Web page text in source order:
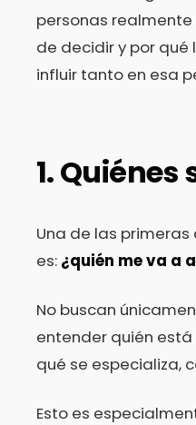
personas
de decidir y por
influir tanto en esa
1.
Una de las
es: ¿quién me va a
No buscan
entender quién
qué se especializa,
Esto es